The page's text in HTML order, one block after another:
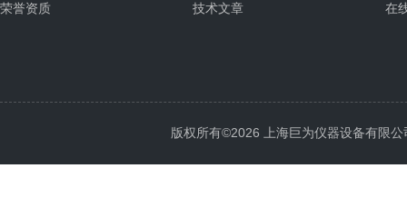
荣誉资质
技术文章
在
版权所有©2026 上海巨为仪器设备有限